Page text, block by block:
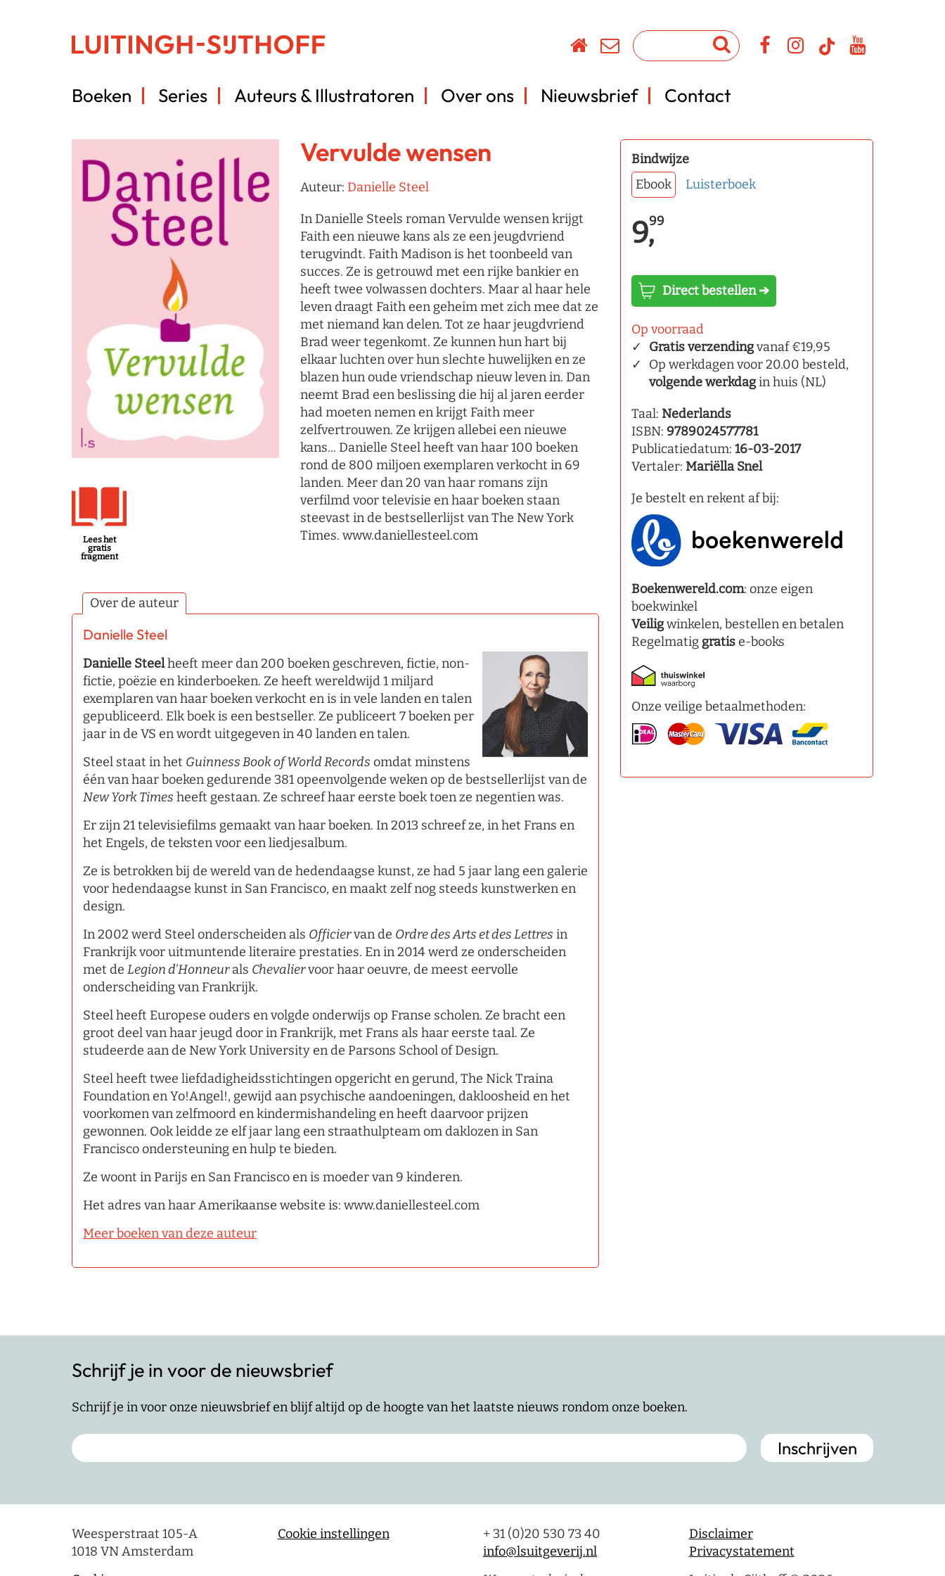
Boeken Series Auteurs & Illustratoren Over ons Nieuwsbrief Contact
Lees het
gratis
fragment
Vervulde wensen
Auteur: Danielle Steel
In Danielle Steels roman Vervulde wensen krijgt
Faith een nieuwe kans als ze een jeugdvriend
terugvindt. Faith Madison is het toonbeeld van
succes. Ze is getrouwd met een rijke bankier en
heeft twee volwassen dochters. Maar al haar hele
leven draagt Faith een geheim met zich mee dat ze
met niemand kan delen. Tot ze haar jeugdvriend
Brad weer tegenkomt. Ze kunnen hun hart bij
elkaar luchten over hun slechte huwelijken en ze
blazen hun oude vriendschap nieuw leven in. Dan
neemt Brad een beslissing die hij al jaren eerder
had moeten nemen en krijgt Faith meer
zelfvertrouwen. Ze krijgen allebei een nieuwe
kans... Danielle Steel heeft van haar 100 boeken
rond de 800 miljoen exemplaren verkocht in 69
landen. Meer dan 20 van haar romans zijn
verfilmd voor televisie en haar boeken staan
steevast in de bestsellerlijst van The New York
Times. www.daniellesteel.com
Over de auteur
Danielle Steel
Danielle Steelheeft meer dan 200 boeken geschreven, fictie, non-
fictie, poëzie en kinderboeken. Ze heeft wereldwijd 1 miljard
exemplaren van haar boeken verkocht en is in vele landen en talen
gepubliceerd. Elk boek is een bestseller. Ze publiceert 7 boeken per
jaar in de VS en wordt uitgegeven in 40 landen en talen.
Steel staat in het Guinness Book of World Records omdat minstens
één van haar boeken gedurende 381 opeenvolgende weken op de bestsellerlijst van de
New York Times heeft gestaan. Ze schreef haar eerste boek toen ze negentien was.
Er zijn 21 televisiefilms gemaakt van haar boeken. In 2013 schreef ze, in het Frans en
het Engels, de teksten voor een liedjesalbum.
Ze is betrokken bij de wereld van de hedendaagse kunst, ze had 5 jaar lang een galerie
voor hedendaagse kunst in San Francisco, en maakt zelf nog steeds kunstwerken en
design.
In 2002 werd Steel onderscheiden als Officiervan de Ordre des Arts et des Lettres in
Frankrijk voor uitmuntende literaire prestaties. En in 2014 werd ze onderscheiden
met de Legion d'Honneurals Chevaliervoor haar oeuvre, de meest eervolle
onderscheiding van Frankrijk.
Steel heeft Europese ouders en volgde onderwijs op Franse scholen. Ze bracht een
groot deel van haar jeugd door in Frankrijk, met Frans als haar eerste taal. Ze
studeerde aan de New York University en de Parsons School of Design.
Steel heeft twee liefdadigheidsstichtingen opgericht en gerund, The Nick Traina
Foundation en Yo!Angel!, gewijd aan psychische aandoeningen, dakloosheid en het
voorkomen van zelfmoord en kindermishandeling en heeft daarvoor prijzen
gewonnen. Ook leidde ze elf jaar lang een straathulpteam om daklozen in San
Francisco ondersteuning en hulp te bieden.
Ze woont in Parijs en San Francisco en is moeder van 9 kinderen.
Het adres van haar Amerikaanse website is: www.daniellesteel.com
Meer boeken van deze auteur
Bindwijze
Ebook
Luisterboek
9,99
Direct bestellen ➔
Op voorraad
Gratis verzendingvanaf €19,95
Op werkdagen voor 20.00 besteld,
volgende werkdagin huis (NL)
Taal: Nederlands
ISBN: 9789024577781
Publicatiedatum: 16-03-2017
Vertaler: Mariëlla Snel
Je bestelt en rekent af bij:
Boekenwereld.com: onze eigen
boekwinkel
Veiligwinkelen, bestellen en betalen
Regelmatig gratise-books
Onze veilige betaalmethoden:
Schrijf je in voor de nieuwsbrief
Schrijf je in voor onze nieuwsbrief en blijf altijd op de hoogte van het laatste nieuws rondom onze boeken.
Weesperstraat 105-A
1018 VN Amsterdam
Cookie instellingen
+ 31 (0)20 530 73 40
info@lsuitgeverij.nl
Disclaimer
Privacystatement